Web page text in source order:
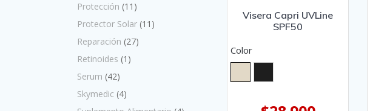
Protección (11)
Protector Solar (11)
Reparación (27)
Retinoides (1)
Serum (42)
Skymedic (4)
Visera Capri UVLine
SPF50
Color